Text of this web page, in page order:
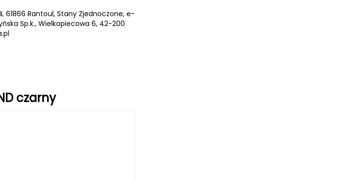
61866 Rantoul, Stany Zjednoczone, e-
Sp.k., Wielkopiecowa 6, 42-200
czarny